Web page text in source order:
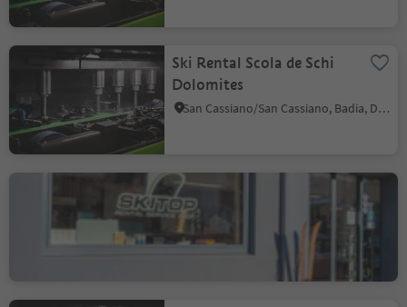
Ski Rental Scola de Schi
Dolomites
San Cassiano/San Cassiano, Badia, Dolomites Region Alta Badia
Ski Top La Val